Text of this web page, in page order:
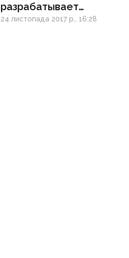
разрабатывает
систему «Умный
24 листопада 2017 р., 16:28